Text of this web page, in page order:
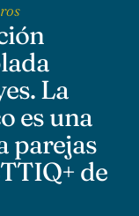
La
es una
parejas
de